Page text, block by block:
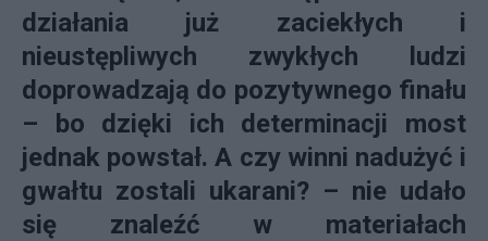
działania już zaciekłych i
nieustępliwych zwykłych ludzi
doprowadzają do pozytywnego finału
– bo dzięki ich determinacji most
jednak powstał. A czy winni nadużyć i
gwałtu zostali ukarani? – nie udało
się znaleźć w materiałach